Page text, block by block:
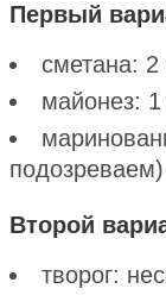
Первый
сметана:
майонез:
подозреваем)
Второй
творог: